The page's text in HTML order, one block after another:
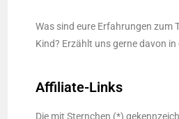
Was sind eure Erfahrungen zum
Kind? Erzählt uns gerne davon
Affiliate-Links
Die mit Sternchen (*)